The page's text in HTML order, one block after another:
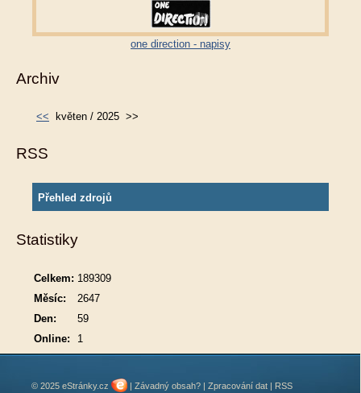
one direction - napisy
Archiv
<< květen / 2025 >>
RSS
Přehled zdrojů
Statistiky
Online: 1
Celkem: 189309
Měsíc:
2647
Den:
59
© 2025 eStránky.cz | Závadný obsah? | Zpracování dat | RSS